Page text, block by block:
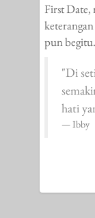
First Date,
pun begitu.
"Di
hati
Ibby